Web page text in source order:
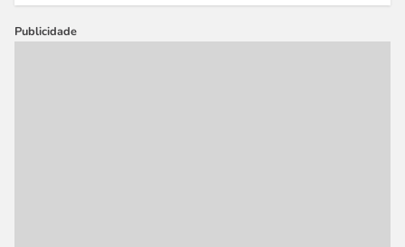
Publicidade